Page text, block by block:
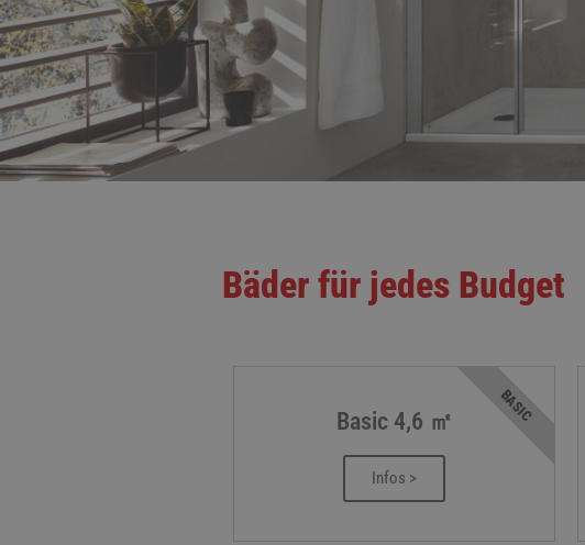
Bäder für jedes Budget
Basic 4,6 ㎡
Infos >
BASIC